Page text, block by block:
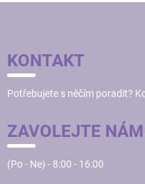
A
T
KONTAKT
Potřebujete s něčím poradit?
ZAVOLEJTE NÁM
(Po - Ne) - 8:00 - 16:00